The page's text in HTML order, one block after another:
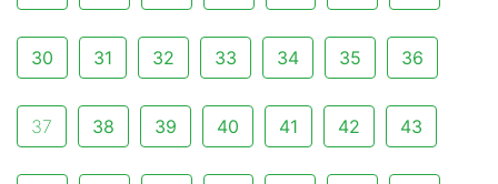
30 31 32 33 34 35 36
37 38 39 40 41 42 43